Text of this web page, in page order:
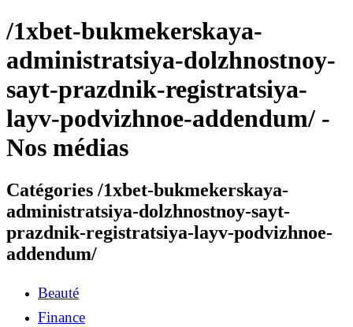
/1xbet-bukmekerskaya-
administratsiya-dolzhnostnoy-
sayt-prazdnik-registratsiya-
layv-podvizhnoe-addendum/ -
Nos médias
Catégories /1xbet-bukmekerskaya-
administratsiya-dolzhnostnoy-sayt-
prazdnik-registratsiya-layv-podvizhnoe-
addendum/
Beauté
Finance